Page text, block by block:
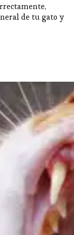
de tu gato y